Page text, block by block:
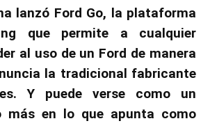
lanzó Ford Go, la plataforma
que permite a cualquier
al uso de un Ford de manera
la tradicional fabricante
Y puede verse como un
más en lo que apunta como